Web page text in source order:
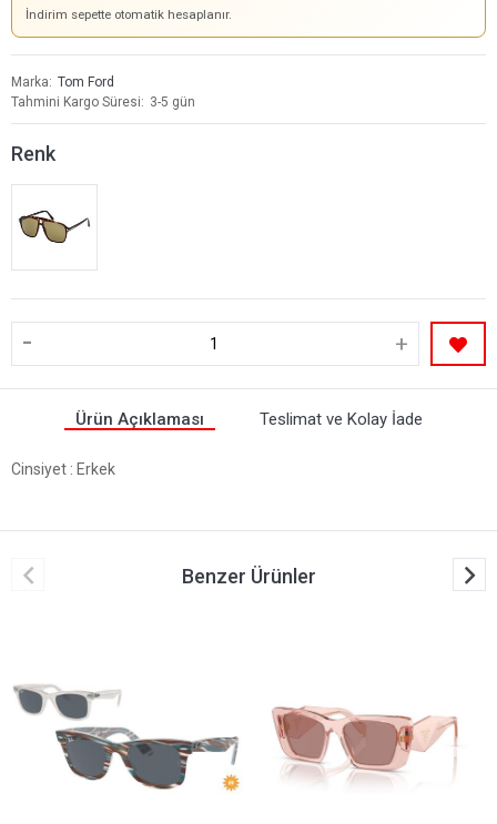
İndirim sepette otomatik hesaplanır.
Marka
Tom Ford
Tahmini Kargo Süresi
3-5 gün
Renk
- +
Ürün Açıklaması Teslimat ve Kolay İade
Cinsiyet : Erkek
Benzer Ürünler